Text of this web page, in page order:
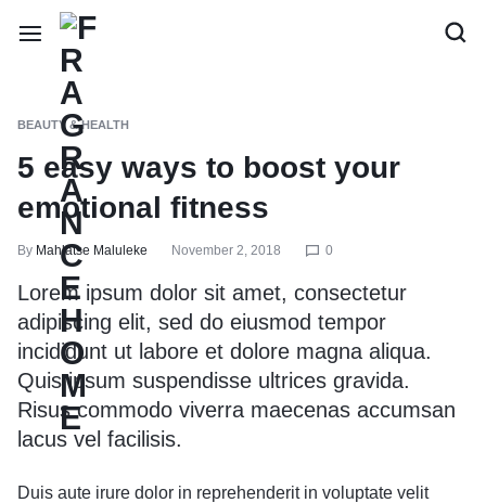
BEAUTY & HEALTH
5 easy ways to boost your
emotional fitness
By Mahlatse Maluleke November 2, 2018 0
Lorem ipsum dolor sit amet, consectetur
adipiscing elit, sed do eiusmod tempor
incididunt ut labore et dolore magna aliqua.
Quis ipsum suspendisse ultrices gravida.
Risus commodo viverra maecenas accumsan
lacus vel facilisis.
Duis aute irure dolor in reprehenderit in voluptate velit